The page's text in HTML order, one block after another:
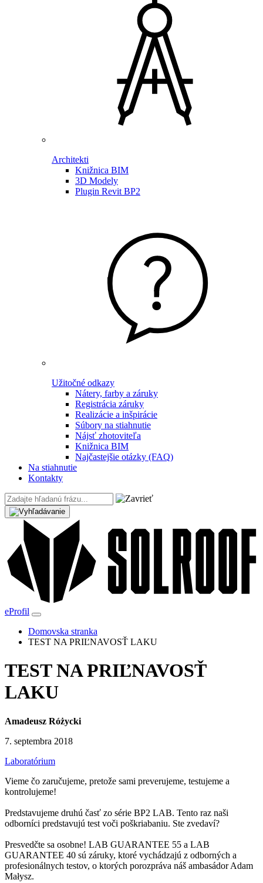
Architekti
Knižnica BIM
3D Modely
Plugin Revit BP2
Užitočné odkazy
Nátery, farby a záruky
Registrácia záruky
Realizácie a inšpirácie
Súbory na stiahnutie
Nájsť zhotoviteľa
Knižnica BIM
Najčastejšie otázky (FAQ)
Na stiahnutie
Kontakty
eProfil
Domovska stranka
TEST NA PRIĽNAVOSŤ LAKU
TEST NA PRIĽNAVOSŤ
LAKU
Amadeusz Różycki
7. septembra 2018
Laboratórium
Vieme čo zaručujeme, pretože sami preverujeme, testujeme a
kontrolujeme!
Predstavujeme druhú časť zo série BP2 LAB. Tento raz naši
odborníci predstavujú test voči poškriabaniu. Ste zvedaví?
Presvedčte sa osobne! LAB GUARANTEE 55 a LAB
GUARANTEE 40 sú záruky, ktoré vychádzajú z odborných a
profesionálnych testov, o ktorých porozpráva náš ambasádor Adam
Małysz.